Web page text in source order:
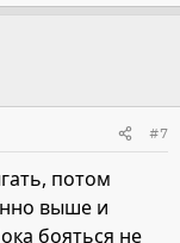
#7
потом
выше и
бояться не